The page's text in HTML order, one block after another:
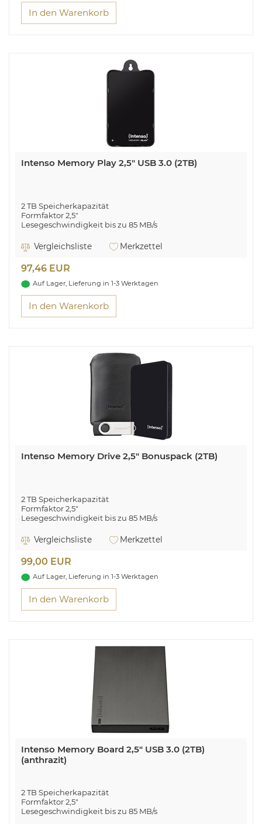
In den Warenkorb
Intenso Memory Play 2,5" USB 3.0 (2TB)
2 TB Speicherkapazität
Formfaktor 2,5"
Lesegeschwindigkeit bis zu 85 MB/s
Bis zu 5400 U/min., 8 MB
USB 3.0 (abwärtskompatibel)
Inklusive praktischer Halterung
Praktische TV Festplatte für noch mehr
Vergleichsliste Merkzettel
97,46 EUR
Auf Lager, Lieferung in 1-3 Werktagen
In den Warenkorb
Intenso Memory Drive 2,5" Bonuspack (2TB)
2 TB Speicherkapazität
Formfaktor 2,5"
Lesegeschwindigkeit bis zu 85 MB/s
Inklusive USB 2.0 64 GB Speicherstick (schwarz)
brauchst. Im Doppelpack.
Vergleichsliste Merkzettel
99,00 EUR
Auf Lager, Lieferung in 1-3 Werktagen
In den Warenkorb
Intenso Memory Board 2,5" USB 3.0 (2TB)
(anthrazit)
2 TB Speicherkapazität
Formfaktor 2,5"
Lesegeschwindigkeit bis zu 85 MB/s